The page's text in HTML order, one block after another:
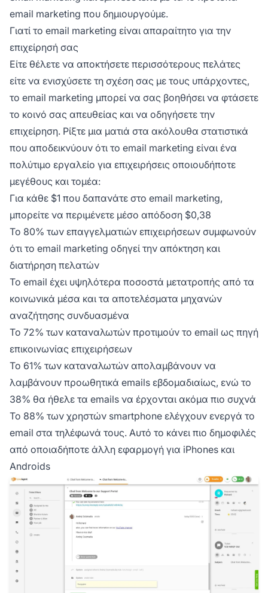
email marketing που δημιουργούμε.
Γιατί το email marketing είναι απαραίτητο για την
επιχείρησή σας
Είτε θέλετε να αποκτήσετε περισσότερους πελάτες
είτε να ενισχύσετε τη σχέση σας με τους υπάρχοντες,
το email marketing μπορεί να σας βοηθήσει να φτάσετε
το κοινό σας απευθείας και να οδηγήσετε την
επιχείρηση. Ρίξτε μια ματιά στα ακόλουθα στατιστικά
που αποδεικνύουν ότι το email marketing είναι ένα
πολύτιμο εργαλείο για επιχειρήσεις οποιουδήποτε
μεγέθους και τομέα:
Για κάθε $1 που δαπανάτε στο email marketing,
μπορείτε να περιμένετε μέσο απόδοση $0,38
Το 80% των επαγγελματιών επιχειρήσεων συμφωνούν
ότι το email marketing οδηγεί την απόκτηση και
διατήρηση πελατών
Το email έχει υψηλότερα ποσοστά μετατροπής από τα
κοινωνικά μέσα και τα αποτελέσματα μηχανών
αναζήτησης συνδυασμένα
Το 72% των καταναλωτών προτιμούν το email ως πηγή
επικοινωνίας επιχειρήσεων
Το 61% των καταναλωτών απολαμβάνουν να
λαμβάνουν προωθητικά emails εβδομαδιαίως, ενώ το
38% θα ήθελε τα emails να έρχονται ακόμα πιο συχνά
Το 88% των χρηστών smartphone ελέγχουν ενεργά το
email στα τηλέφωνά τους. Αυτό το κάνει πιο δημοφιλές
από οποιαδήποτε άλλη εφαρμογή για iPhones και
Androids